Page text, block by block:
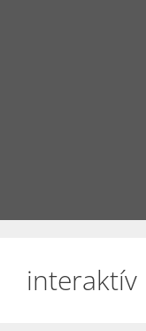
interaktív